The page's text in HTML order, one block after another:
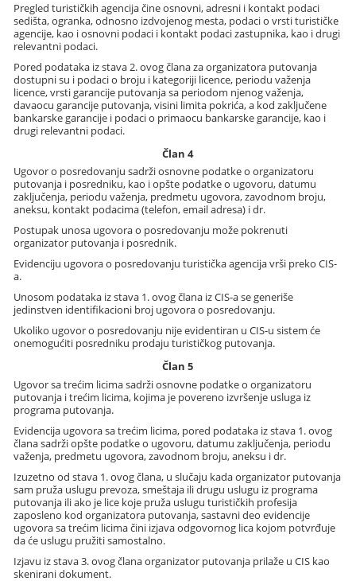
Pregled turističkih agencija čine osnovni, adresni i kontakt podaci
sedišta, ogranka, odnosno izdvojenog mesta, podaci o vrsti turističke
agencije, kao i osnovni podaci i kontakt podaci zastupnika, kao i drugi
relevantni podaci.
Pored podataka iz stava 2. ovog člana za organizatora putovanja
dostupni su i podaci o broju i kategoriji licence, periodu važenja
licence, vrsti garancije putovanja sa periodom njenog važenja,
davaocu garancije putovanja, visini limita pokrića, a kod zaključene
bankarske garancije i podaci o primaocu bankarske garancije, kao i
drugi relevantni podaci.
Član 4
Ugovor o posredovanju sadrži osnovne podatke o organizatoru
putovanja i posredniku, kao i opšte podatke o ugovoru, datumu
zaključenja, periodu važenja, predmetu ugovora, zavodnom broju,
aneksu, kontakt podacima (telefon, email adresa) i dr.
Postupak unosa ugovora o posredovanju može pokrenuti
organizator putovanja i posrednik.
Evidenciju ugovora o posredovanju turistička agencija vrši preko CIS-
a.
Unosom podataka iz stava 1. ovog člana iz CIS-a se generiše
jedinstven identifikacioni broj ugovora o posredovanju.
Ukoliko ugovor o posredovanju nije evidentiran u CIS-u sistem će
onemogućiti posredniku prodaju turističkog putovanja.
Član 5
Ugovor sa trećim licima sadrži osnovne podatke o organizatoru
putovanja i trećim licima, kojima je povereno izvršenje usluga iz
programa putovanja.
Evidencija ugovora sa trećim licima, pored podataka iz stava 1. ovog
člana sadrži opšte podatke o ugovoru, datumu zaključenja, periodu
važenja, predmetu ugovora, zavodnom broju, aneksu i dr.
Izuzetno od stava 1. ovog člana, u slučaju kada organizator putovanja
sam pruža uslugu prevoza, smeštaja ili drugu uslugu iz programa
putovanja ili ako je lice koje pruža uslugu turističkih profesija
zaposleno kod organizatora putovanja, sastavni deo evidencije
ugovora sa trećim licima čini izjava odgovornog lica kojom potvrđuje
da će uslugu pružiti samostalno.
Izjavu iz stava 3. ovog člana organizator putovanja prilaže u CIS kao
skenirani dokument.